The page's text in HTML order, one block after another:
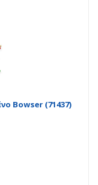
Bowser (71437)